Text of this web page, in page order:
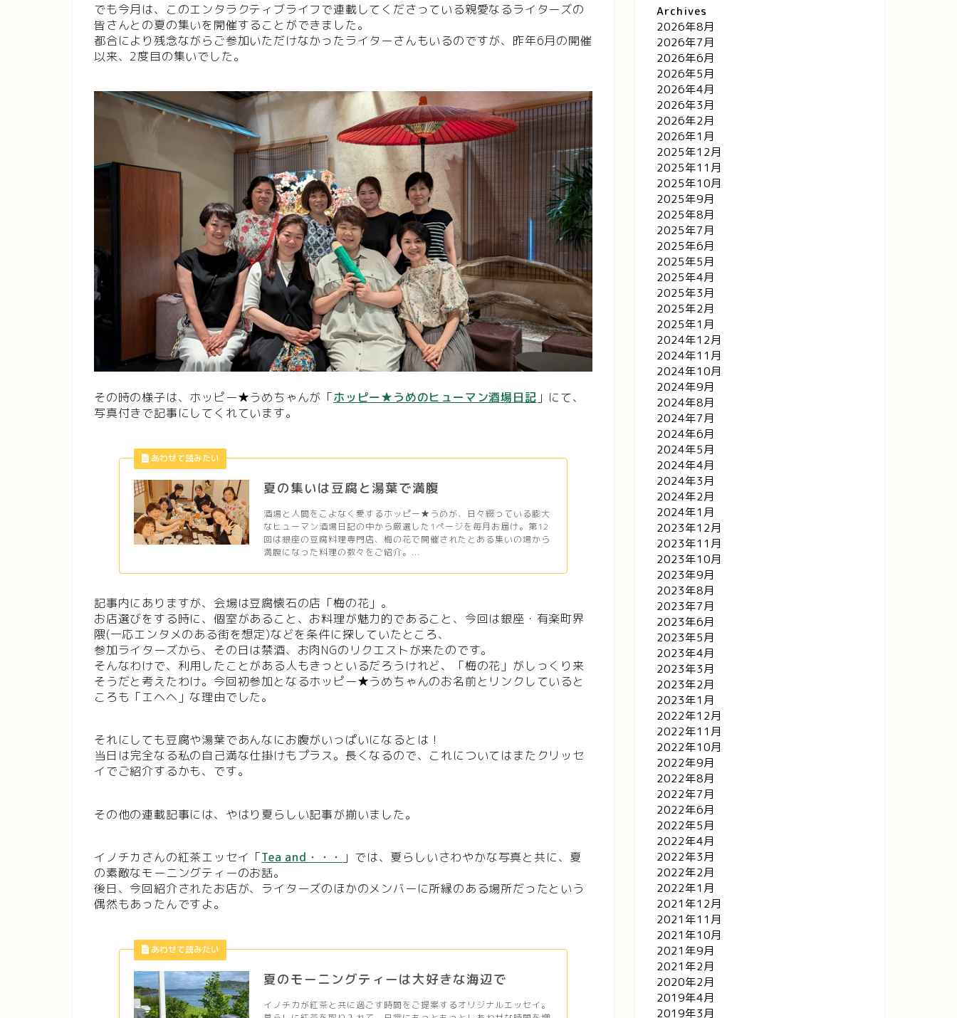
でも今月は、このエンタラクティブライフで連載してくださっている親愛なるライターズの
皆さんとの夏の集いを開催することができました。
都合により残念ながらご参加いただけなかったライターさんもいるのですが、昨年6月の開催
以来、2度目の集いでした。
その時の様子は、ホッピー★うめちゃんが「ホッピー★うめのヒューマン酒場日記 」にて、
写真付きで記事にしてくれています。
夏の集いは豆腐と湯葉で満腹
酒場と人間をこよなく愛するホッピー★うめが、日々綴っている膨大
なヒューマン酒場日記の中から厳選した1ページを毎月お届け。第12
回は銀座の豆腐料理専門店、梅の花で開催されたとある集いの場から
満腹になった料理の数々をご紹介。...
記事内にありますが、会場は豆腐懐石の店「梅の花」。
お店選びをする時に、個室があること、お料理が魅力的であること、今回は銀座・有楽町界
隈(一応エンタメのある街を想定)などを条件に探していたところ、
参加ライターズから、その日は禁酒、お肉NGのリクエストが来たのです。
そんなわけで、利用したことがある人もきっといるだろうけれど、「梅の花」がしっくり来
そうだと考えたわけ。今回初参加となるホッピー★うめちゃんのお名前とリンクしていると
ころも「エヘヘ」な理由でした。
それにしても豆腐や湯葉であんなにお腹がいっぱいになるとは！
当日は完全なる私の自己満な仕掛けもプラス。長くなるので、これについてはまたクリッセ
イでご紹介するかも、です。
その他の連載記事には、やはり夏らしい記事が揃いました。
イノチカさんの紅茶エッセイ「Tea and・・・ 」では、夏らしいさわやかな写真と共に、夏
の素敵なモーニングティーのお話。
後日、今回紹介されたお店が、ライターズのほかのメンバーに所縁のある場所だったという
偶然もあったんですよ。
夏のモーニングティーは大好きな海辺で
イノチカが紅茶と共に過ごす時間をご提案するオリジナルエッセイ。
Archives
2026年8月
2026年7月
2026年6月
2026年5月
2026年4月
2026年3月
2026年2月
2026年1月
2025年12月
2025年11月
2025年10月
2025年9月
2025年8月
2025年7月
2025年6月
2025年5月
2025年4月
2025年3月
2025年2月
2025年1月
2024年12月
2024年11月
2024年10月
2024年9月
2024年8月
2024年7月
2024年6月
2024年5月
2024年4月
2024年3月
2024年2月
2024年1月
2023年12月
2023年11月
2023年10月
2023年9月
2023年8月
2023年7月
2023年6月
2023年5月
2023年4月
2023年3月
2023年2月
2023年1月
2022年12月
2022年11月
2022年10月
2022年9月
2022年8月
2022年7月
2022年6月
2022年5月
2022年4月
2022年3月
2022年2月
2022年1月
2021年12月
2021年11月
2021年10月
2021年9月
2021年2月
2020年2月
2019年4月
2019年3月